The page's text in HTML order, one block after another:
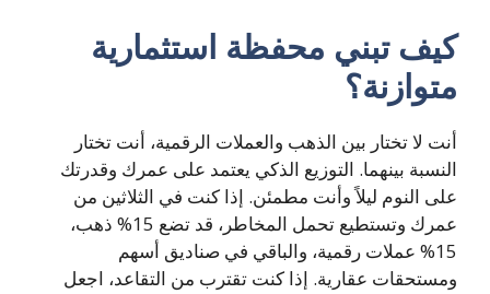
كيف تبني محفظة استثمارية
متوازنة؟
أنت لا تختار بين الذهب والعملات الرقمية، أنت تختار
النسبة بينهما. التوزيع الذكي يعتمد على عمرك وقدرتك
على النوم ليلاً وأنت مطمئن. إذا كنت في الثلاثين من
عمرك وتستطيع تحمل المخاطر، قد تضع 15% ذهب،
15% عملات رقمية، والباقي في صناديق أسهم
ومستحقات عقارية. إذا كنت تقترب من التقاعد، اجعل